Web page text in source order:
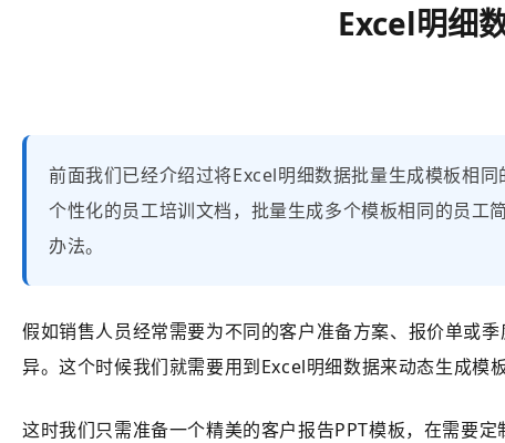
Excel明细
前面我们已经介绍过将Excel明细数据批量生成模板相
个性化的员工培训文档，批量生成多个模板相同的员工
办法。
假如销售人员经常需要为不同的客户准备方案、报价单或
异。这个时候我们就需要用到Excel明细数据来动态生成模
这时我们只需准备一个精美的客户报告PPT模板，在需要